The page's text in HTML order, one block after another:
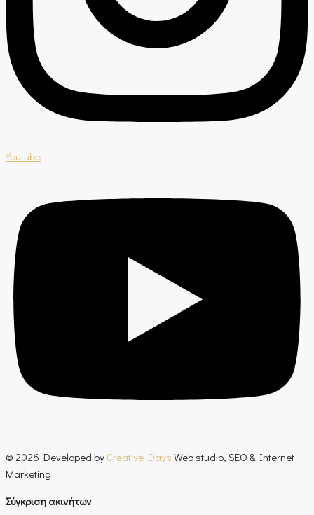
Youtube
© 2026 Developed by Creative Days Web studio, SEO & Internet
Marketing
Σύγκριση ακινήτων